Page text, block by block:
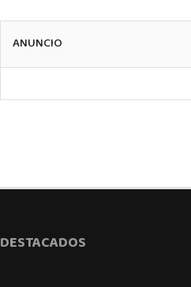
ANUNCIO
DESTACADOS